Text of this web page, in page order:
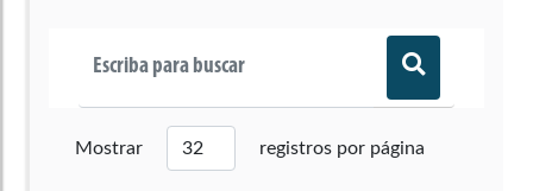
Mostrar registros por página